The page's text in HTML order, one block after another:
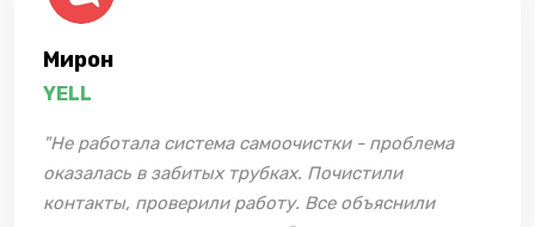
Мирон
YELL
"Не работала система самоочистки - проблема
оказалась в забитых трубках. Почистили
контакты, проверили работу. Все объяснили